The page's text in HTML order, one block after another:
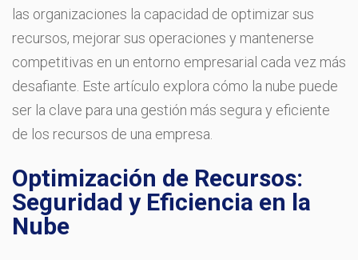
las organizaciones la capacidad de optimizar sus
recursos, mejorar sus operaciones y mantenerse
competitivas en un entorno empresarial cada vez más
desafiante. Este artículo explora cómo la nube puede
ser la clave para una gestión más segura y eficiente
de los recursos de una empresa.
Optimización de Recursos:
Seguridad y Eficiencia en la
Nube